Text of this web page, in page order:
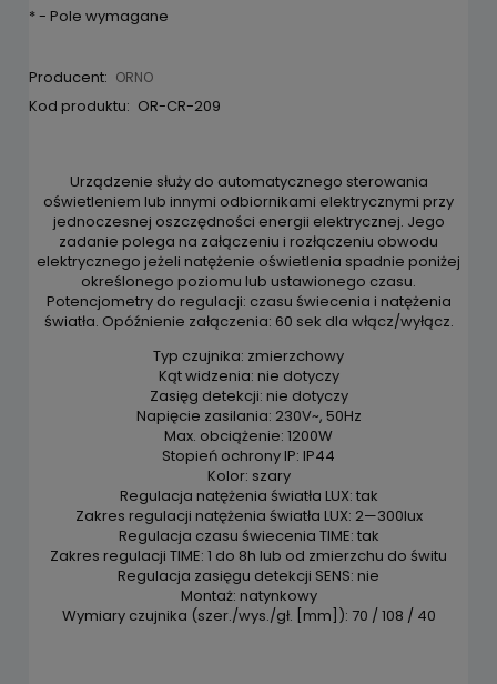
*- Pole wymagane
Producent: ORNO
Kod produktu: OR-CR-209
Urządzenie służy do automatycznego sterowania
oświetleniem lub innymi odbiornikami elektrycznymi przy
jednoczesnej oszczędności energii elektrycznej. Jego
zadanie polega na załączeniu i rozłączeniu obwodu
elektrycznego jeżeli natężenie oświetlenia spadnie poniżej
określonego poziomu lub ustawionego czasu.
Potencjometry do regulacji: czasu świecenia i natężenia
światła. Opóźnienie załączenia: 60 sek dla włącz/wyłącz.
Typ czujnika: zmierzchowy
Kąt widzenia: nie dotyczy
Zasięg detekcji: nie dotyczy
Napięcie zasilania: 230V~, 50Hz
Max. obciążenie: 1200W
Stopień ochrony IP: IP44
Kolor: szary
Regulacja natężenia światła LUX: tak
Zakres regulacji natężenia światła LUX: 2—300lux
Regulacja czasu świecenia TIME: tak
Zakres regulacji TIME: 1 do 8h lub od zmierzchu do świtu
Regulacja zasięgu detekcji SENS: nie
Montaż: natynkowy
Wymiary czujnika (szer./wys./gł. [mm]): 70 / 108 / 40